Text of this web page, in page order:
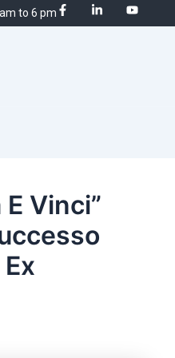
to 6 pm
Vinci”